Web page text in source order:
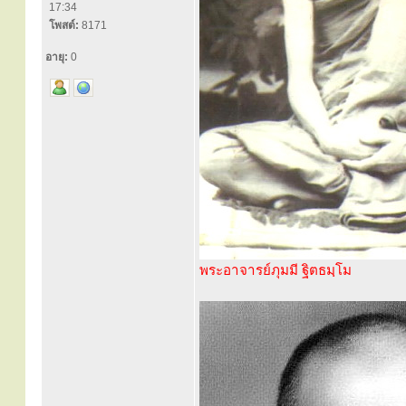
17:34
โพสต์: 8171
อายุ: 0
พระอาจารย์ภุมมี ฐิตธมฺโม